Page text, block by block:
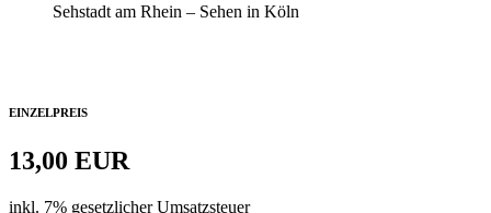
Sehstadt am Rhein – Sehen in Köln
EINZELPREIS
13,00 EUR
inkl. 7% gesetzlicher Umsatzsteuer